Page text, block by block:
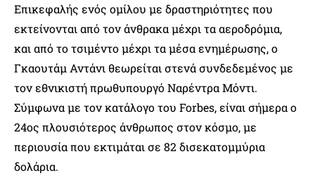
Επικεφαλής ενός ομίλου με δραστηριότητες που
εκτείνονται από τον άνθρακα μέχρι τα αεροδρόμια,
και από το τσιμέντο μέχρι τα μέσα ενημέρωσης, ο
Γκαουτάμ Αντάνι θεωρείται στενά συνδεδεμένος με
τον εθνικιστή πρωθυπουργό Ναρέντρα Μόντι.
Σύμφωνα με τον κατάλογο του Forbes, είναι σήμερα ο
24ος πλουσιότερος άνθρωπος στον κόσμο, με
περιουσία που εκτιμάται σε 82 δισεκατομμύρια
δολάρια.